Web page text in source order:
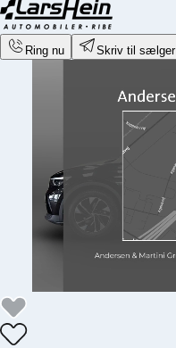
Ring nu Skriv til sælger